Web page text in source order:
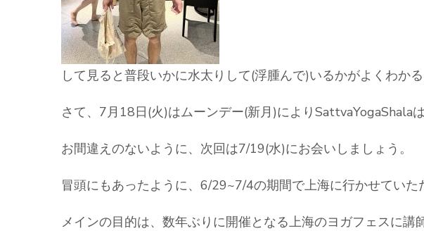
して見ると普段いかに水太りして(浮腫んで)いるかがよくわか
さて、7月18日(火)はムーンデー(新月)によりSattvaYogaShala
お間違えのないように、次回は7/19(水)にお会いしましょう。
冒頭にもあったように、6/29~7/4の期間で上海に行かせていた
メインの目的は、数年ぶりに開催となる上海のヨガフェスに講